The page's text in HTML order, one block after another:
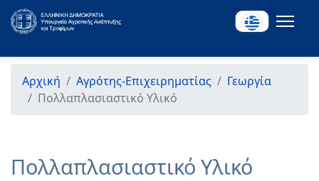
Αρχική Αγρότης-Επιχειρηματίας
Γεωργία
Πολλαπλασιαστικό Υλικό
Πολλαπλασιαστικό Υλικό